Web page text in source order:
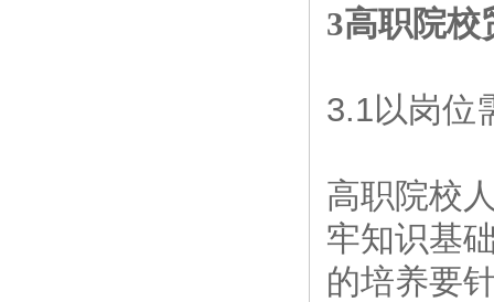
3高职院校
3.1以岗位
高职院校
牢知识基
的培养要